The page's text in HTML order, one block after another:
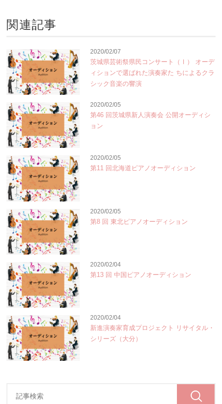
関連記事
2020/02/07
茨城県芸術祭県民コンサート（Ⅰ） オーデ
ィションで選ばれた演奏家た ちによるクラ
シック音楽の響演
2020/02/05
第46 回茨城県新人演奏会 公開オーディシ
ョン
2020/02/05
第11 回北海道ピアノオーディション
2020/02/05
第8 回 東北ピアノオーディション
2020/02/04
第13 回 中国ピアノオーディション
2020/02/04
新進演奏家育成プロジェクト リサイタル・
シリーズ（大分）